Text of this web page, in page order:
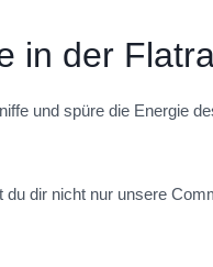
in der
und spüre die Energie
du dir nicht nur unsere